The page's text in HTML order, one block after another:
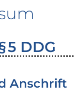
5 DDG
Anschrift